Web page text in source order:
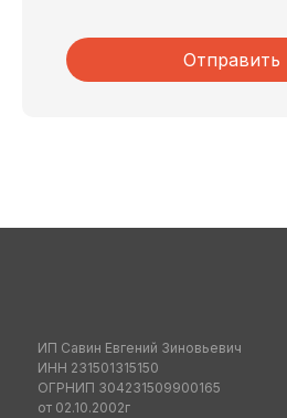
Отправить
ИП Савин Евгений Зиновьевич
ИНН 231501315150
ОГРНИП 304231509900165
от 02.10.2002г